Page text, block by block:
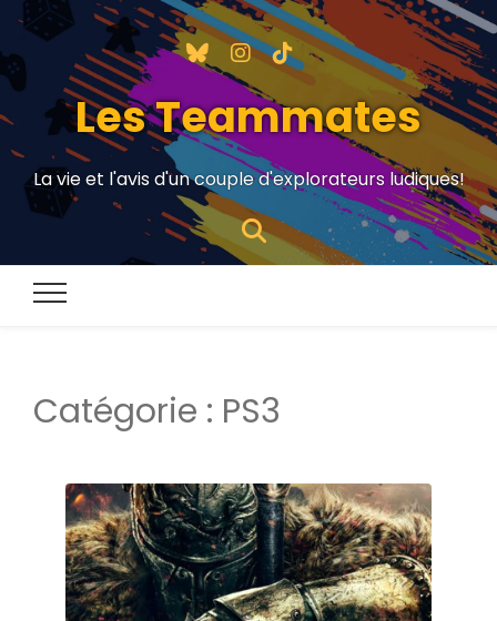
Les Teammates
La vie et l'avis d'un couple d'explorateurs ludiques!
Catégorie : PS3